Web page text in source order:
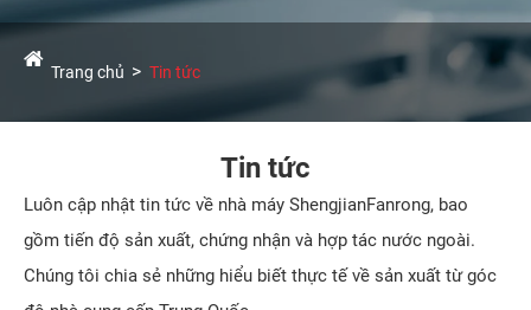
Trang chủ Tin tức
Tin tức
Luôn cập nhật tin tức về nhà máy ShengjianFanrong, bao
gồm tiến độ sản xuất, chứng nhận và hợp tác nước ngoài.
Chúng tôi chia sẻ những hiểu biết thực tế về sản xuất từ ​​góc